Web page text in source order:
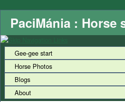
PaciMánia :
Gee-gee start
Horse Photos
Blogs
About